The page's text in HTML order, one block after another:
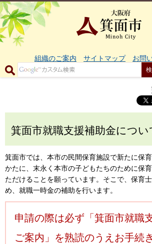
組織のご案内 サイトマップ お問
箕面市就職支援補助金につい
箕面市では、本市の民間保育施設で新たに保
かたに、末永く本市の子どもたちのために保
ただけることを願っています。そこで、保育
め、就職一時金の補助を行います。
申請の際は必ず「箕面市就職
ご案内」を熟読のうえお手続